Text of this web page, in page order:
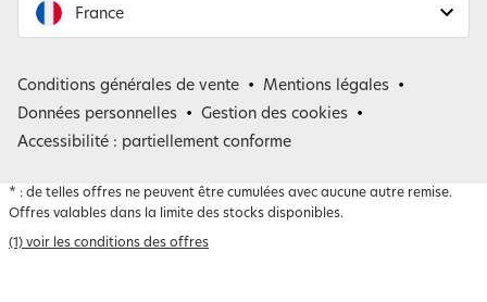
France
Belgique
Conditions générales de vente
Mentions légales
Données personnelles
Gestion des cookies
Accessibilité : partiellement conforme
* : de telles offres ne peuvent être cumulées avec aucune autre remise.
Offres valables dans la limite des stocks disponibles.
(1) voir les conditions des offres